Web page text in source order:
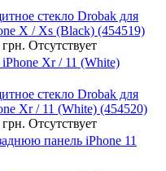
стекло Drobak для
X / Xs (Black) (454519)
Отсутствует
Xr / 11 (White)
стекло Drobak для
Xr / 11 (White) (454520)
Отсутствует
панель iPhone 11